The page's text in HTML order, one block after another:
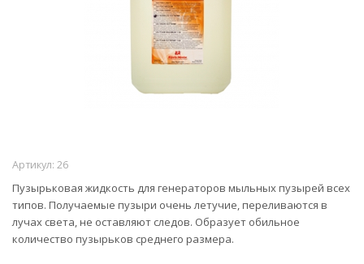
Артикул: 26
Пузырьковая жидкость для генераторов мыльных пузырей всех
типов. Получаемые пузыри очень летучие, переливаются в
лучах света, не оставляют следов. Образует обильное
количество пузырьков среднего размера.